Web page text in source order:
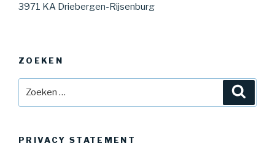
3971 KA Driebergen-Rijsenburg
ZOEKEN
PRIVACY STATEMENT